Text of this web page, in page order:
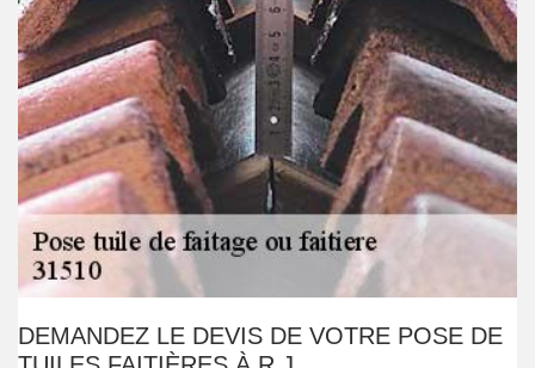
DEMANDEZ LE DEVIS DE VOTRE POSE DE